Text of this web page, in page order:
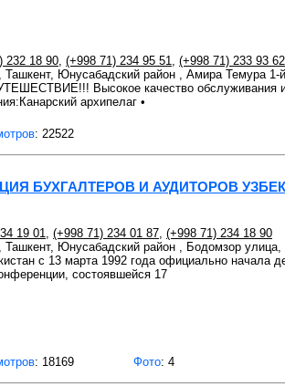
232 18 90, (+998 71) 234 95 51, (+998 71) 233 93 62
Ташкент, Юнусабадский район , Амира Темура
Высокое качество обслуживания и
архипелаг •
: 22522
БУХГАЛТЕРОВ И АУДИТОРОВ
19 01, (+998 71) 234 01 87, (+998 71) 234 18 90
Ташкент, Юнусабадский район , Бодомзор
с 13 марта 1992 года официально начала
состоявшейся 17
: 18169 Фото: 4